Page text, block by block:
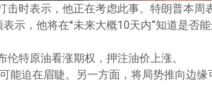
时表示，他正在考虑此事。特朗普本周
示，他将在“未来大概10天内”知道是否
特原油看涨期权，押注油价上涨。
迫在眉睫。另一方面，将局势推向边